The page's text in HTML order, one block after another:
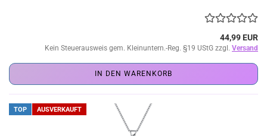
44,99 EUR
Kein Steuerausweis gem. Kleinuntern.-Reg. §19 UStG zzgl. Versand
IN DEN WARENKORB
TOP AUSVERKAUFT